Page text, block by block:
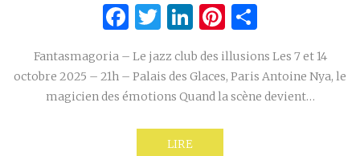
Facebook
Twitter
LinkedIn
Pinterest
Fantasmagoria – Le jazz club des illusions Les 7 et 14
octobre 2025 – 21h – Palais des Glaces, Paris Antoine Nya, le
magicien des émotions Quand la scène devient…
LIRE